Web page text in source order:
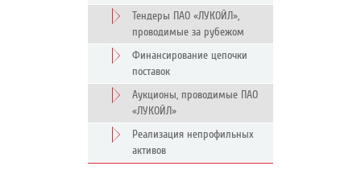
Тендеры ПАО «ЛУКОЙЛ»,
проводимые за рубежом
Финансирование цепочки
поставок
Аукционы, проводимые ПАО
«ЛУКОЙЛ»
Реализация непрофильных
активов